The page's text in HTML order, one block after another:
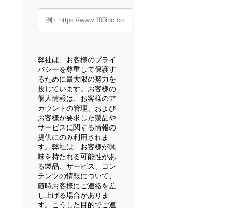
弊社は、お客様のプライ
バシーを尊重して保護す
るために最大限の努力を
投じています。お客様の
個人情報は、お客様のア
カウントの管理、および
お客様が要求した製品や
サービスに関する情報の
提供にのみ利用されま
す。弊社は、お客様が興
味を持たれる可能性があ
る製品、サービス、コン
テンツの情報について、
随時お客様にご連絡を差
し上げる場合がありま
す。こうした目的でご連